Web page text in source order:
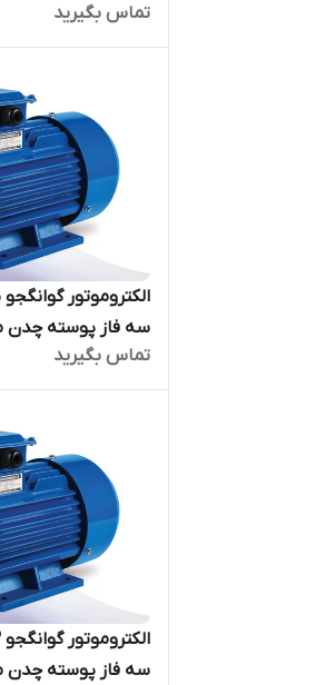
بالا
تماس بگیرید
بالا
تماس بگیرید